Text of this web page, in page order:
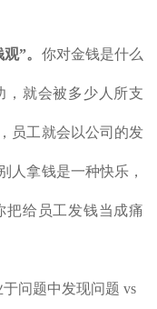
”。 你对金钱是什么
，就会被多少人所支
员工就会以公司的发
人拿钱是一种快乐，
把给员工发钱当成痛